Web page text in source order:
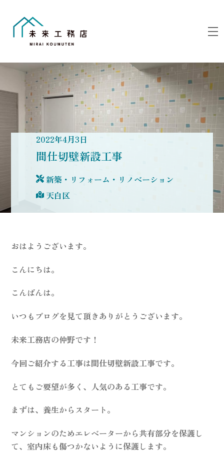
2022年4月3日
間仕切壁新設工事
新築・リフォーム・リノベーション
天白区
おはようございます。
こんにちは。
こんばんは。
いつもブログを見て頂きありがとうございます。
未来工務店の仲野です！
今回ご紹介する工事は間仕切壁新設工事です。
とてもご要望が多く、人気のある工事です。
まずは、養生からスタート。
マンションのためエレベーターから共有部分を保護し
て、室内床も傷つかないように保護します。